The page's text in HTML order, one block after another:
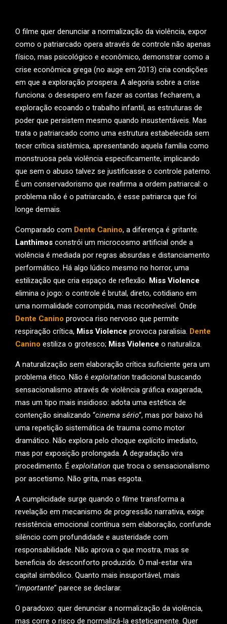
O filme quer denunciar a normalização da violência, expor
como o patriarcado opera através de controle não apenas
físico, mas psicológico e econômico, demonstrar como a
crise econômica grega (no auge em 2013) cria condições
em que a exploração prospera. A alegoria sobre a crise
funciona: o desespero em fazer as contas fecharem, a
exploração ecoando o trabalho infantil, as estruturas de
poder que persistem mesmo quando insustentáveis. Mas
trata o patriarcado como uma estrutura estabelecida sem
tecer crítica sistêmica, apresentando aquela família como
monstruosa pela violência especificamente, implicando
que sem o abuso talvez se justificasse o controle paterno.
É um conservadorismo que reafirma a ordem patriarcal: o
problema não é o patriarcado, é esse patriarca que foi
longe demais.
Comparado com Dente Canino, a diferença é gritante.
Lanthimos constrói um microcosmo artificial onde a
violência é mediada por regras absurdas e distanciamento
performático. Há algo lúdico mesmo no horror, uma
estilização que cria espaço de reflexão. Miss Violence
elimina o jogo: o controle é brutal, direto, cotidiano em
uma normalidade corrompida, mas reconhecível. Onde
Dente Canino provoca riso nervoso que permite
respiração crítica, Miss Violence provoca paralisia. Dente
Canino estiliza o grotesco; Miss Violence o naturaliza.
A naturalização sem elaboração crítica suficiente gera um
problema ético. Não é exploitation tradicional buscando
sensacionalismo através de violência gráfica exagerada,
mas um tipo mais insidioso: adota uma estética de
contenção sinalizando “cinema sério“, mas por baixo há
uma repetição sistemática de trauma como motor
dramático. Não explora pelo choque explícito imediato,
mas por exposição prolongada. A degradação vira
procedimento. É exploitation que troca o sensacionalismo
por ascetismo. Não grita, mas esgota.
A cumplicidade surge quando o filme transforma a
revelação em mecanismo de progressão narrativa, exige
resistência emocional contínua sem elaboração, confunde
silêncio com profundidade e austeridade com
responsabilidade. Não aprova o que mostra, mas se
beneficia do desconforto produzido. O mal-estar vira
capital simbólico. Quanto mais insuportável, mais
“importante” parece se declarar.
O paradoxo: quer denunciar a normalização da violência,
mas corre o risco de normalizá-la esteticamente. Quer